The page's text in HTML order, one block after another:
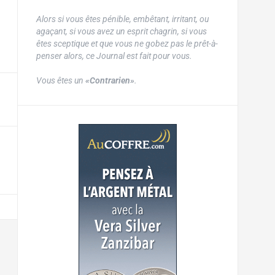
Alors si vous êtes pénible, embêtant, irritant, ou
agaçant, si vous avez un esprit chagrin, si vous
êtes sceptique et que vous ne gobez pas le prêt-à-
penser alors, ce Journal est fait pour vous.
Vous êtes un «Contrarien».